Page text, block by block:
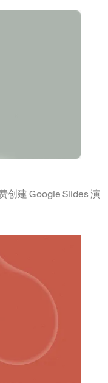
创建 Google Slides 演